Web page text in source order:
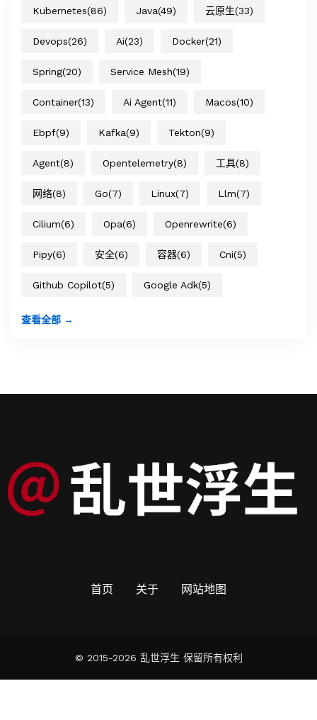
Kubernetes(86) Java(49) 云原生(33)
Devops(26) Ai(23) Docker(21)
Spring(20) Service Mesh(19)
Container(13) Ai Agent(11) Macos(10)
Ebpf(9) Kafka(9) Tekton(9)
Agent(8) Opentelemetry(8) 工具(8)
网络(8) Go(7) Linux(7) Llm(7)
Cilium(6) Opa(6) Openrewrite(6)
Pipy(6) 安全(6) 容器(6) Cni(5)
Github Copilot(5) Google Adk(5)
查看全部 →
首页 关于 网站地图
© 2015-2026 乱世浮生 保留所有权利